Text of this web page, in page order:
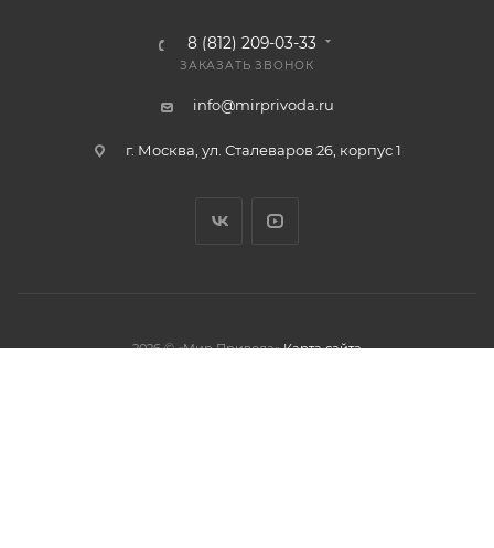
8 (812) 209-03-33
ЗАКАЗАТЬ ЗВОНОК
info@mirprivoda.ru
г. Москва, ул. Сталеваров 26, корпус 1
2026 © «Мир Привода» Карта сайта